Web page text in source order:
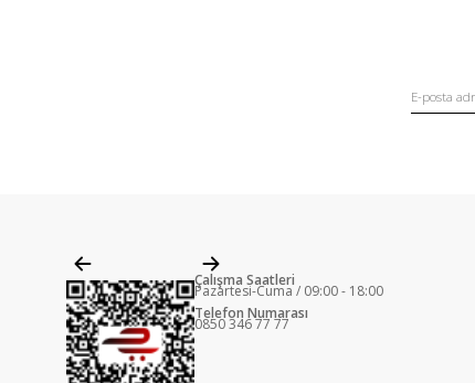
Çalışma Saatleri
Pazartesi-Cuma / 09:00 - 18:00
Telefon Numarası
0850 346 77 77